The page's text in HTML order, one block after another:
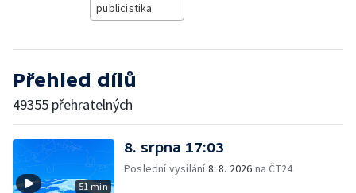
publicistika
Přehled dílů
49355 přehratelných
51 min
8. srpna 17:03
Poslední vysílání8. 8. 2026 na ČT24